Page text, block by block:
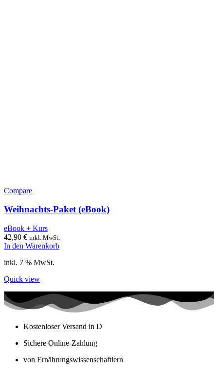
Compare
Weihnachts-Paket (eBook)
eBook + Kurs
42,90 € inkl. MwSt.
In den Warenkorb
inkl. 7 % MwSt.
Quick view
Kostenloser Versand in D
Sichere Online-Zahlung
von Ernährungswissenschaftlern